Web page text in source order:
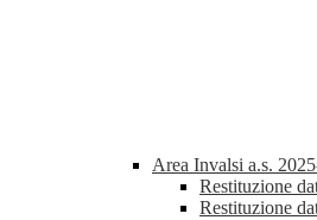
Area Invalsi a.s.
Restituzione
Restituzione